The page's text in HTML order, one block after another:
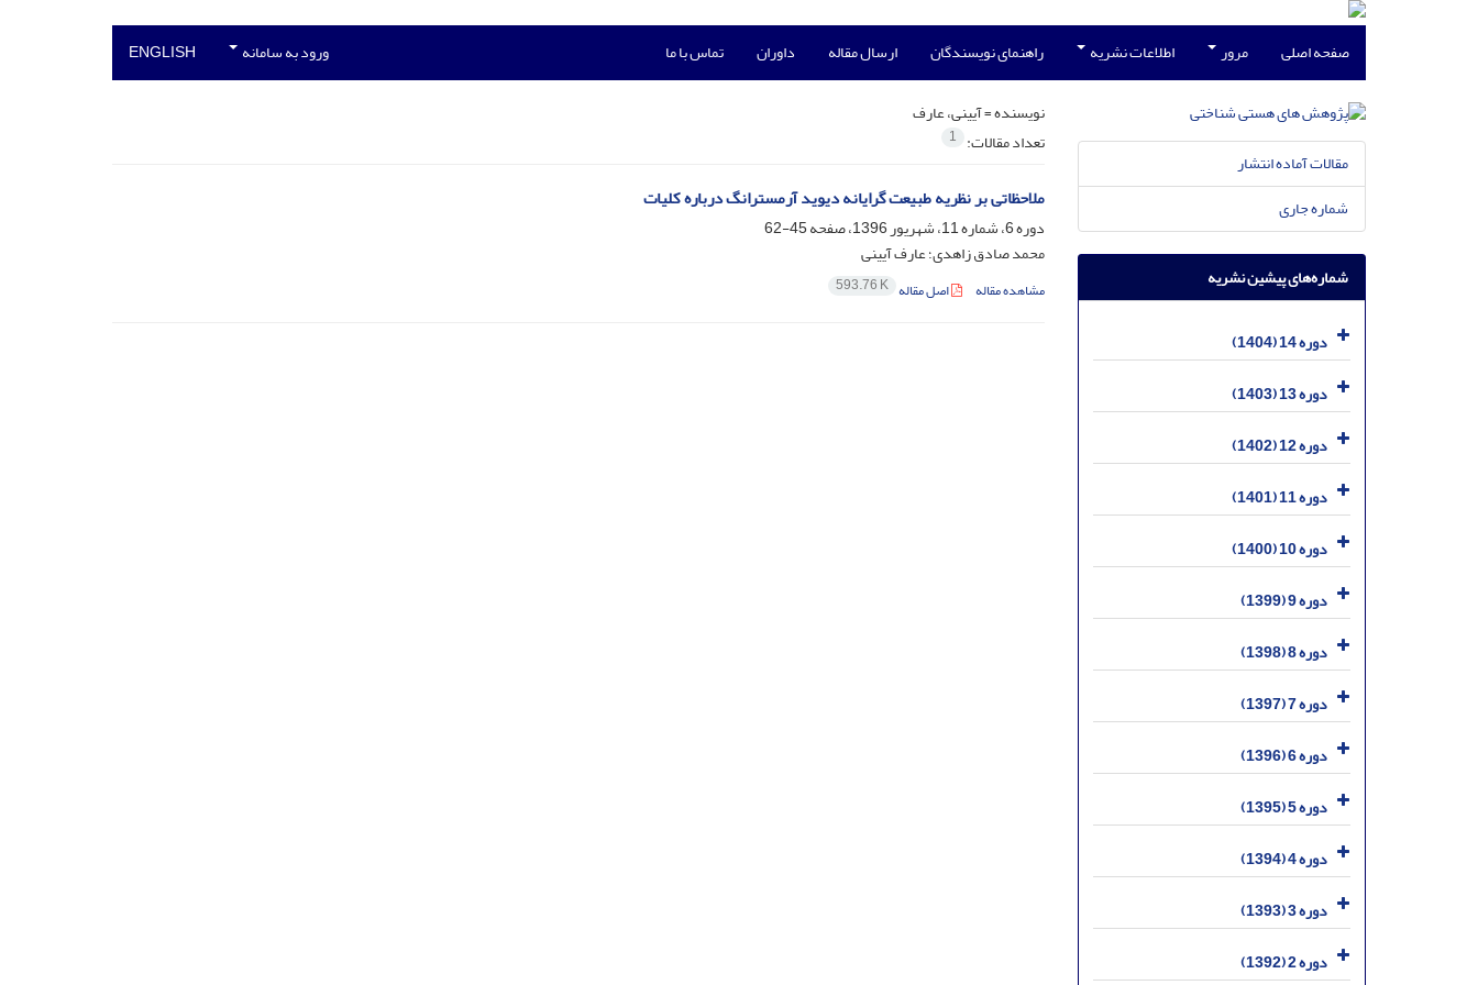
صفحه اصلی مرور اطلاعات نشریه راهنمای نویسندگان ارسال مقاله داوران تماس با ما ورود به سامانه ENGLISH
نویسنده =آیینی، عارف
تعداد مقالات: 1
ملاحظاتی بر نظریه طبیعت گرایانه دیوید آرمسترانگ درباره کلیات
دوره 6، شماره 11، شهریور 1396، صفحه
45-62
محمد صادق زاهدی؛ عارف آیینی
مشاهده مقاله اصل مقاله 593.76 K
مقالات آماده انتشار
شماره جاری
شماره‌های پیشین نشریه
دوره 14 (1404)
دوره 13 (1403)
دوره 12 (1402)
دوره 11 (1401)
دوره 10 (1400)
دوره 9 (1399)
دوره 8 (1398)
دوره 7 (1397)
دوره 6 (1396)
دوره 5 (1395)
دوره 4 (1394)
دوره 3 (1393)
دوره 2 (1392)